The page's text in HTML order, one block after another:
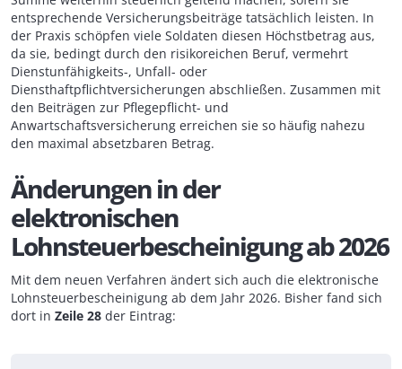
entsprechende Versicherungsbeiträge tatsächlich leisten. In
der Praxis schöpfen viele Soldaten diesen Höchstbetrag aus,
da sie, bedingt durch den risikoreichen Beruf, vermehrt
Dienstunfähigkeits-, Unfall- oder
Diensthaftpflichtversicherungen abschließen. Zusammen mit
den Beiträgen zur Pflegepflicht- und
Anwartschaftsversicherung erreichen sie so häufig nahezu
den maximal absetzbaren Betrag.
Änderungen in der
elektronischen
Lohnsteuerbescheinigung ab 2026
Mit dem neuen Verfahren ändert sich auch die elektronische
Lohnsteuerbescheinigung ab dem Jahr 2026. Bisher fand sich
dort inZeile 28 der Eintrag: